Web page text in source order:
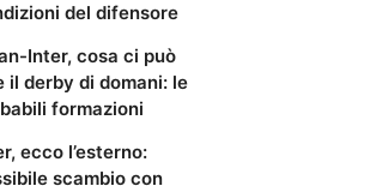
del difensore
Inter, cosa ci può
il derby di domani: le
formazioni
ecco l’esterno:
scambio con